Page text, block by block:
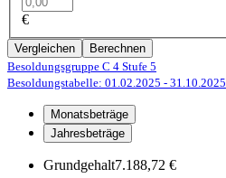
€
Vergleichen
Berechnen
Besoldungsgruppe C 4 Stufe 5
Besoldungstabelle: 01.02.2025 - 31.10.2025
Monatsbeträge
Jahresbeträge
Grundgehalt7.188,72 €